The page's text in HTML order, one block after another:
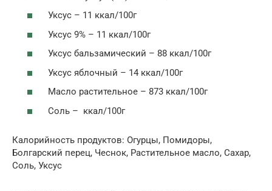
Уксус – 11 ккал/100г
Уксус 9% – 11 ккал/100г
Уксус бальзамический – 88 ккал/100г
Уксус яблочный – 14 ккал/100г
Масло растительное – 873 ккал/100г
Соль – ккал/100г
Калорийность продуктов: Огурцы, Помидоры,
Болгарский перец, Чеснок, Растительное масло, Сахар,
Соль, Уксус